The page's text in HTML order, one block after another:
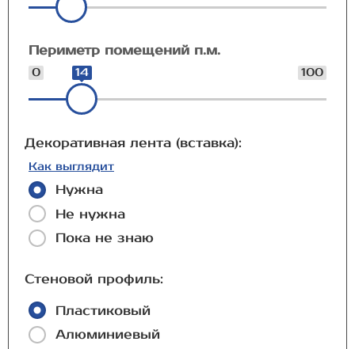
Периметр помещений п.м.
0 100
14
Декоративная лента (вставка):
Как выглядит
Нужна
Не нужна
Пока не знаю
Стеновой профиль:
Пластиковый
Алюминиевый